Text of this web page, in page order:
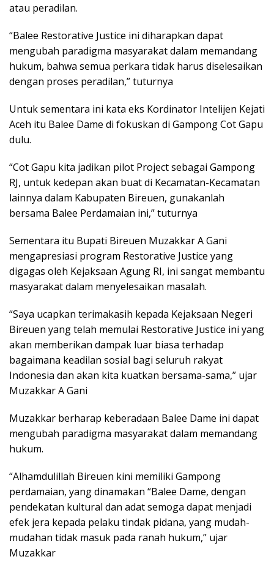
atau peradilan.
“Balee Restorative Justice ini diharapkan dapat
mengubah paradigma masyarakat dalam memandang
hukum, bahwa semua perkara tidak harus diselesaikan
dengan proses peradilan,” tuturnya
Untuk sementara ini kata eks Kordinator Intelijen Kejati
Aceh itu Balee Dame di fokuskan di Gampong Cot Gapu
dulu.
“Cot Gapu kita jadikan pilot Project sebagai Gampong
RJ, untuk kedepan akan buat di Kecamatan-Kecamatan
lainnya dalam Kabupaten Bireuen, gunakanlah
bersama Balee Perdamaian ini,” tuturnya
Sementara itu Bupati Bireuen Muzakkar A Gani
mengapresiasi program Restorative Justice yang
digagas oleh Kejaksaan Agung RI, ini sangat membantu
masyarakat dalam menyelesaikan masalah.
“Saya ucapkan terimakasih kepada Kejaksaan Negeri
Bireuen yang telah memulai Restorative Justice ini yang
akan memberikan dampak luar biasa terhadap
bagaimana keadilan sosial bagi seluruh rakyat
Indonesia dan akan kita kuatkan bersama-sama,” ujar
Muzakkar A Gani
Muzakkar berharap keberadaan Balee Dame ini dapat
mengubah paradigma masyarakat dalam memandang
hukum.
“Alhamdulillah Bireuen kini memiliki Gampong
perdamaian, yang dinamakan “Balee Dame, dengan
pendekatan kultural dan adat semoga dapat menjadi
efek jera kepada pelaku tindak pidana, yang mudah-
mudahan tidak masuk pada ranah hukum,” ujar
Muzakkar